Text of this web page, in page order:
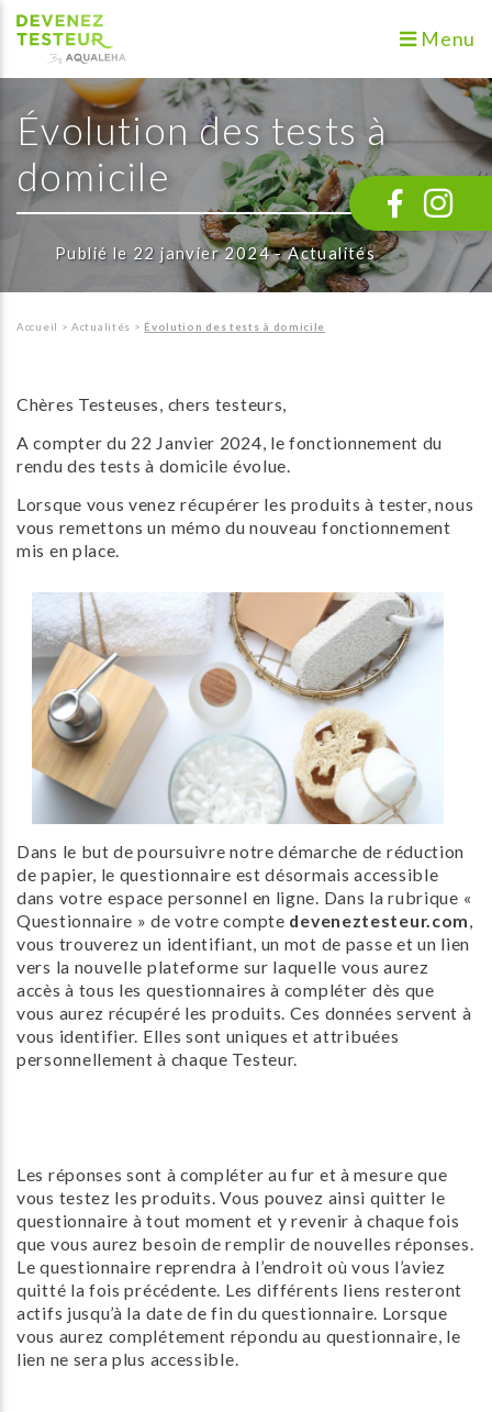
Menu
Évolution des tests à
domicile
Publié le 22 janvier 2024 - Actualités
Accueil >Actualités > Évolution des tests à domicile
Chères Testeuses, chers testeurs,
A compter du 22 Janvier 2024, le fonctionnement du
rendu des tests à domicile évolue.
Lorsque vous venez récupérer les produits à tester, nous
vous remettons un mémo du nouveau fonctionnement
mis en place.
Dans le but de poursuivre notre démarche de réduction
de papier, le questionnaire est désormais accessible
dans votre espace personnel en ligne. Dans la rubrique «
Questionnaire » de votre compte deveneztesteur.com
vous trouverez un identifiant, un mot de passe et un lien
vers la nouvelle plateforme sur laquelle vous aurez
accès à tous les questionnaires à compléter dès que
vous aurez récupéré les produits. Ces données servent à
vous identifier. Elles sont uniques et attribuées
personnellement à chaque Testeur.
Les réponses sont à compléter au fur et à mesure que
vous testez les produits. Vous pouvez ainsi quitter le
questionnaire à tout moment et y revenir à chaque fois
que vous aurez besoin de remplir de nouvelles réponses.
Le questionnaire reprendra à l’endroit où vous l’aviez
quitté la fois précédente. Les différents liens resteront
actifs jusqu’à la date de fin du questionnaire. Lorsque
vous aurez complétement répondu au questionnaire, le
lien ne sera plus accessible.